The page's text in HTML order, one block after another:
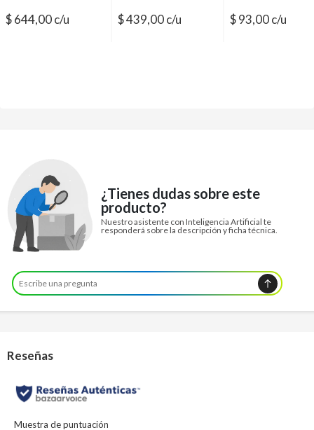
$ 644,00 c/u $ 439,00 c/u $ 93,00 c/u
¿Tienes dudas sobre este
producto?
Nuestro asistente con Inteligencia Artificial te
responderá sobre la descripción y ficha técnica.